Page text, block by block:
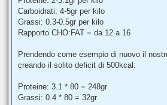
Carboidrati: 4-5gr per kilo
Grassi: 0.3-0.5gr per kilo
Rapporto CHO:FAT = da 12 a 16
Prendendo come esempio di nuovo il
creando il solito deficit di 500kcal:
Proteine: 3.1 * 80 = 248gr
Grassi: 0.4 * 80 = 32gr